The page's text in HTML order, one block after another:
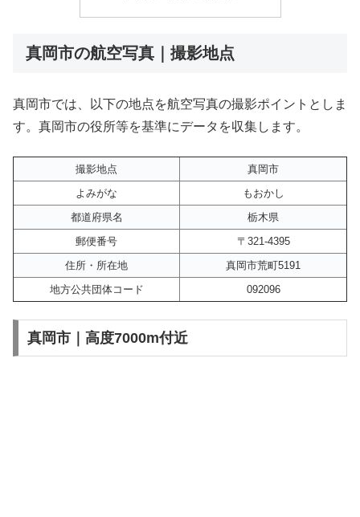
真岡市の航空写真｜撮影地点
真岡市では、以下の地点を航空写真の撮影ポイントとしま
す。真岡市の役所等を基準にデータを収集します。
撮影地点
真岡市
よみがな
もおかし
都道府県名
栃木県
郵便番号
〒321-4395
住所・所在地
真岡市荒町5191
地方公共団体コード
092096
真岡市｜高度7000m付近